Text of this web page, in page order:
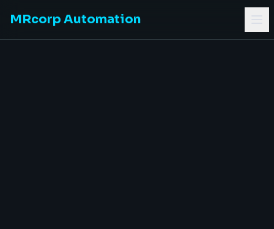
MRcorp Automation